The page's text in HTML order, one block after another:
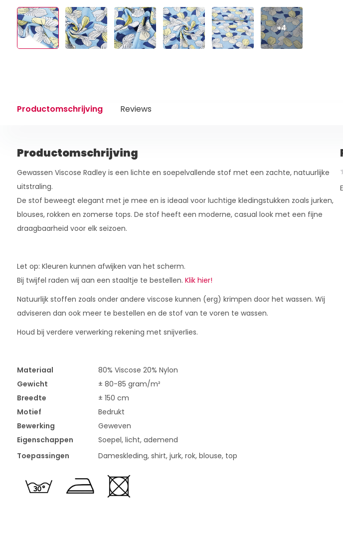
+4
Productomschrijving Reviews
Productomschrijving
Gewassen Viscose Radley is een lichte en soepelvallende stof met een zachte, natuurlijke
uitstraling.
De stof beweegt elegant met je mee en is ideaal voor luchtige kledingstukken zoals jurken,
blouses, rokken en zomerse tops. De stof heeft een moderne, casual look met een fijne
draagbaarheid voor elk seizoen.
Let op: Kleuren kunnen afwijken van het scherm.
Bij twijfel raden wij aan een staaltje te bestellen. Klik hier!
Natuurlijk stoffen zoals onder andere viscose kunnen (erg) krimpen door het wassen. Wij
adviseren dan ook meer te bestellen en de stof van te voren te wassen.
Houd bij verdere verwerking rekening met snijverlies.
Materiaal
80% Viscose 20% Nylon
Gewicht
± 80-85 gram/m²
Breedte
± 150 cm
Motief
Bedrukt
Bewerking
Geweven
Eigenschappen
Soepel, licht, ademend
Toepassingen
Dameskleding, shirt, jurk, rok, blouse, top